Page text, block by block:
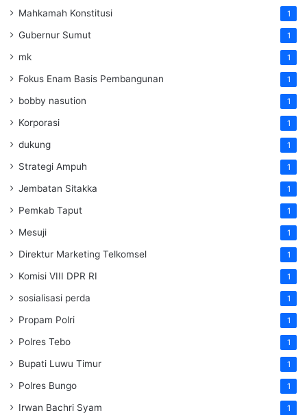
Mahkamah Konstitusi 1
Gubernur Sumut 1
mk 1
Fokus Enam Basis Pembangunan 1
bobby nasution 1
Korporasi 1
dukung 1
Strategi Ampuh 1
Jembatan Sitakka 1
Pemkab Taput 1
Mesuji 1
Direktur Marketing Telkomsel 1
Komisi VIII DPR RI 1
sosialisasi perda 1
Propam Polri 1
Polres Tebo 1
Bupati Luwu Timur 1
Polres Bungo 1
Irwan Bachri Syam 1